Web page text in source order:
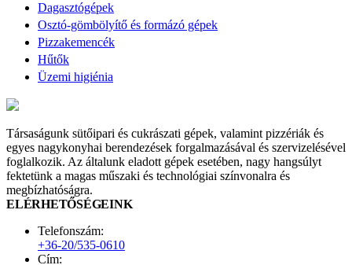
Dagasztógépek
Osztó-gömbölyítő és formázó gépek
Pizzakemencék
Hűtők
Üzemi higiénia
Társaságunk sütőipari és cukrászati gépek, valamint pizzériák és
egyes nagykonyhai berendezések forgalmazásával és szervizelésével
foglalkozik. Az általunk eladott gépek esetében, nagy hangsúlyt
fektetünk a magas műszaki és technológiai színvonalra és
megbízhatóságra.
ELÉRHETŐSÉGEINK
Telefonszám:
+36-20/535-0610
Cím: